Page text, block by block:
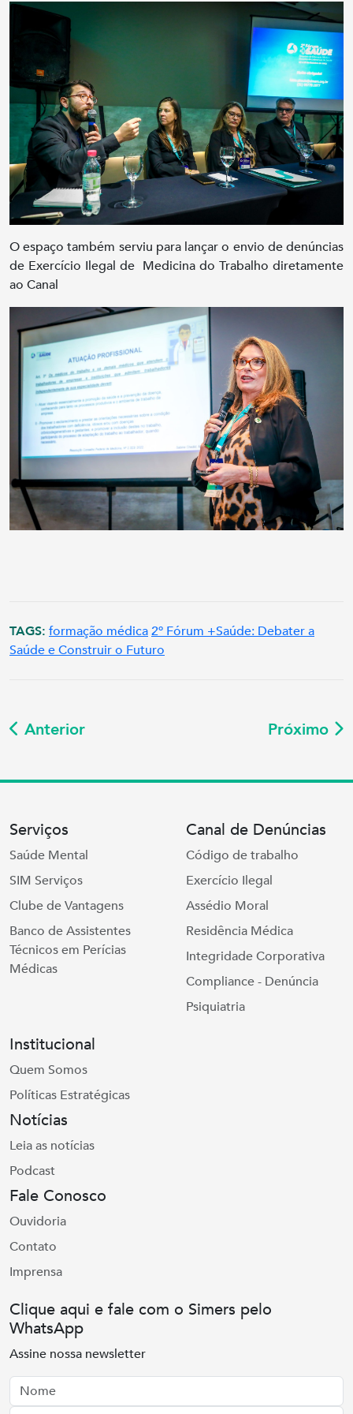
O espaço também serviu para lançar o envio de denúncias
de Exercício Ilegal de Medicina do Trabalho diretamente
ao Canal
TAGS: formação médica2º Fórum +Saúde: Debater a
Saúde e Construir o Futuro
Anterior Próximo
Serviços
Saúde Mental
SIM Serviços
Clube de Vantagens
Banco de Assistentes
Técnicos em Perícias
Médicas
Canal de Denúncias
Código de trabalho
Exercício Ilegal
Assédio Moral
Residência Médica
Integridade Corporativa
Compliance - Denúncia
Psiquiatria
Institucional
Quem Somos
Políticas Estratégicas
Notícias
Leia as notícias
Podcast
Fale Conosco
Ouvidoria
Contato
Imprensa
Clique aqui e fale com o Simers pelo
WhatsApp
Assine nossa newsletter
Nome
Email